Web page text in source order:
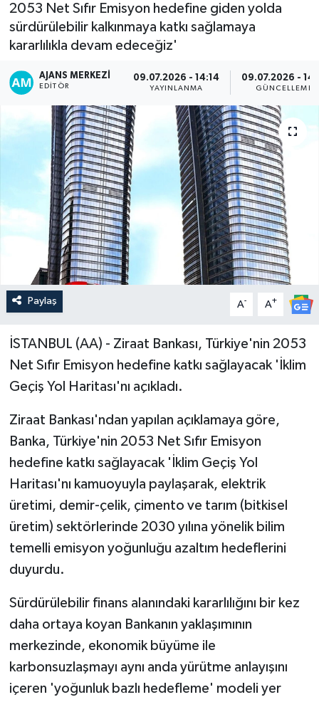
2053 Net Sıfır Emisyon hedefine giden yolda
sürdürülebilir kalkınmaya katkı sağlamaya
kararlılıkla devam edeceğiz'
AJANS MERKEZI
EDITÖR
09.07.2026 - 14:14
YAYINLANMA
09.07.2026 -
GÜNCELLEME
Paylaş A- A+
İSTANBUL (AA) - Ziraat Bankası, Türkiye'nin 2053
Net Sıfır Emisyon hedefine katkı sağlayacak 'İklim
Geçiş Yol Haritası'nı açıkladı.
Ziraat Bankası'ndan yapılan açıklamaya göre,
Banka, Türkiye'nin 2053 Net Sıfır Emisyon
hedefine katkı sağlayacak 'İklim Geçiş Yol
Haritası'nı kamuoyuyla paylaşarak, elektrik
üretimi, demir-çelik, çimento ve tarım (bitkisel
üretim) sektörlerinde 2030 yılına yönelik bilim
temelli emisyon yoğunluğu azaltım hedeflerini
duyurdu.
Sürdürülebilir finans alanındaki kararlılığını bir kez
daha ortaya koyan Bankanın yaklaşımının
merkezinde, ekonomik büyüme ile
karbonsuzlaşmayı aynı anda yürütme anlayışını
içeren 'yoğunluk bazlı hedefleme' modeli yer